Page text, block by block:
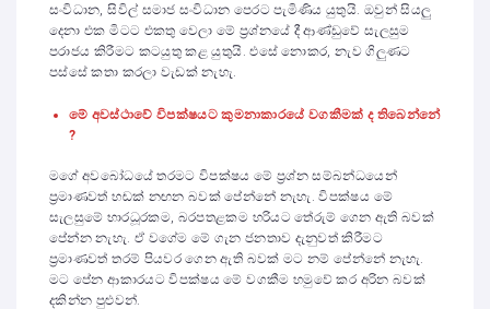
සංවිධාන, සිවිල් සමාජ සංවිධාන පෙරට පැමිණිය යුතුයි. ඔවුන් සියලු
දෙනා එක මිටට එකතු වෙලා මේ ප්‍රශ්නයේ දී ආණ්ඩුවේ සැලසුම
පරාජය කිරීමට කටයුතු කළ යුතුයි. එසේ නොකර, නැව ගිලුණට
පස්සේ කතා කරලා වැඩක් නැහැ.
මේ අවස්ථාවේ විපක්ෂයට කුමනාකාරයේ වගකීමක් ද තිබෙන්නේ
?
මගේ අවබෝධයේ තරමට විපක්ෂය මේ ප්‍රශ්න සම්බන්ධයෙන්
ප්‍රමාණවත් හඬක් නඟන බවක් පේන්නේ නැහැ. විපක්ෂය මේ
සැලසුමේ භාරධූරකම, බරපතළකම හරියට තේරුම් ගෙන ඇති බවක්
පේන්න නැහැ. ඒ වගේම මේ ගැන ජනතාව දැනුවත් කිරීමට
ප්‍රමාණවත් තරම් පියවර ගෙන ඇති බවක් මට නම් පේන්නේ නැහැ.
මට පේන ආකාරයට විපක්ෂය මේ වගකීම හමුවේ කර අරින බවක්
දකින්න පුළුවන්.